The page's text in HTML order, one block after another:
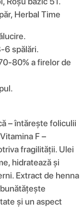
Herbal Time
6 spălări.
80% a firelor de
– întărește foliculii
F –
fragilității. Ulei
hidratează și
Extract de henna
și un aspect